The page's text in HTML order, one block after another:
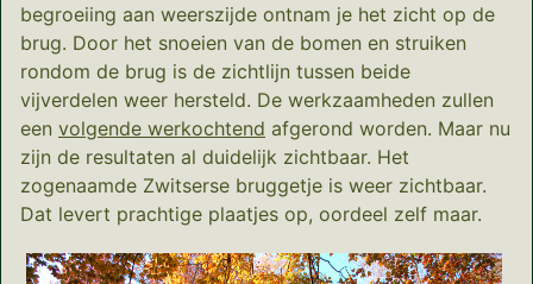
begroeiing aan weerszijde ontnam je het zicht op de
brug. Door het snoeien van de bomen en struiken
rondom de brug is de zichtlijn tussen beide
vijverdelen weer hersteld. De werkzaamheden zullen
een volgende werkochtend afgerond worden. Maar nu
zijn de resultaten al duidelijk zichtbaar. Het
zogenaamde Zwitserse bruggetje is weer zichtbaar.
Dat levert prachtige plaatjes op, oordeel zelf maar.